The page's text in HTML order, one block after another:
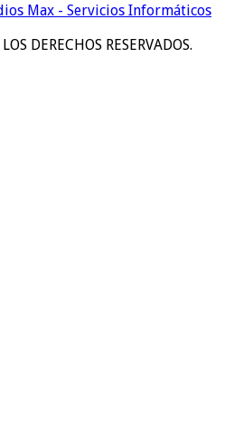
Max - Servicios Informáticos
DERECHOS RESERVADOS.